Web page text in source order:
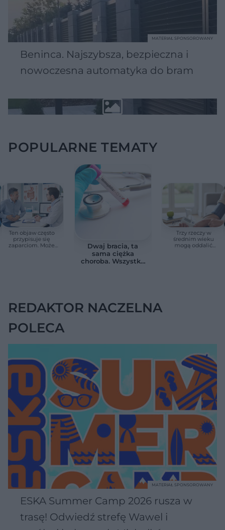
Beninca. Najszybsza, bezpieczna i
nowoczesna automatyka do bram
MATERIAŁ SPONSOROWANY
POPULARNE TEMATY
Ten objaw często
przypisuje się
zaparciom. Może
Dwaj bracia, ta
sama ciężka
choroba. Wszystko
Trzy rzeczy w
średnim wieku
mogą oddalić
REDAKTOR NACZELNA
POLECA
ESKA Summer Camp 2026 rusza w
trasę! Odwiedź strefę Wawel i
MATERIAŁ SPONSOROWANY